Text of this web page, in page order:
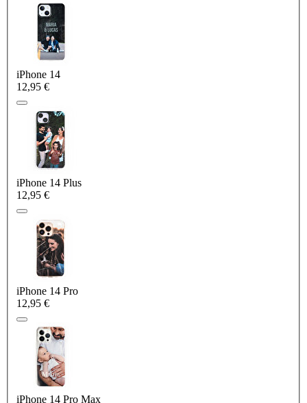
iPhone 14
12,95 €
iPhone 14 Plus
12,95 €
iPhone 14 Pro
12,95 €
iPhone 14 Pro Max